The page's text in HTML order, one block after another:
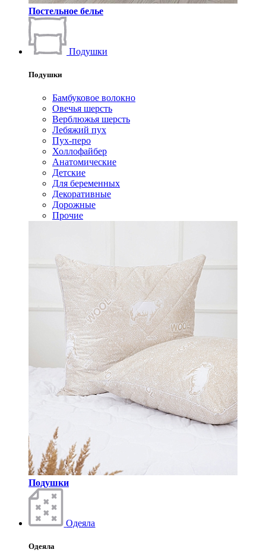
Постельное белье
Подушки
Подушки
Бамбуковое волокно
Овечья шерсть
Верблюжья шерсть
Лебяжий пух
Пух-перо
Холлофайбер
Анатомические
Детские
Для беременных
Декоративные
Дорожные
Прочие
Подушки
Одеяла
Одеяла